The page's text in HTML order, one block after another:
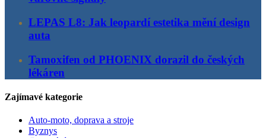
LEPAS L8: Jak leopardí estetika mění design
auta
Tamoxifen od PHOENIX dorazil do českých
lékáren
Zajímavé kategorie
Auto-moto, doprava a stroje
Byznys